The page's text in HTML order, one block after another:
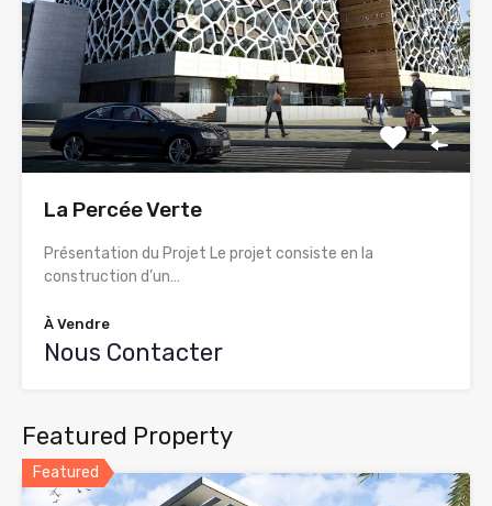
La Percée Verte
Présentation du Projet Le projet consiste en la
construction d’un…
À Vendre
Nous Contacter
Featured Property
Featured